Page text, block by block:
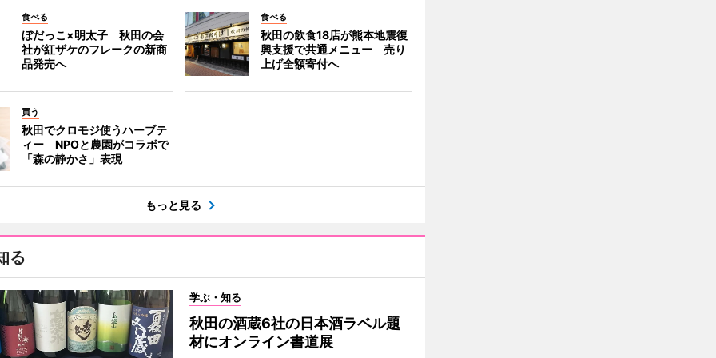
食べる
ぼだっこ×明太子 秋田の会
社が紅ザケのフレークの新商
品発売へ
食べる
秋田の飲食18店が熊本地震復
興支援で共通メニュー 売り
上げ全額寄付へ
買う
秋田でクロモジ使うハーブテ
ィー NPOと農園がコラボで
「森の静かさ」表現
もっと見る
る
学ぶ・知る
秋田の酒蔵6社の日本酒ラベル題
材にオンライン書道展